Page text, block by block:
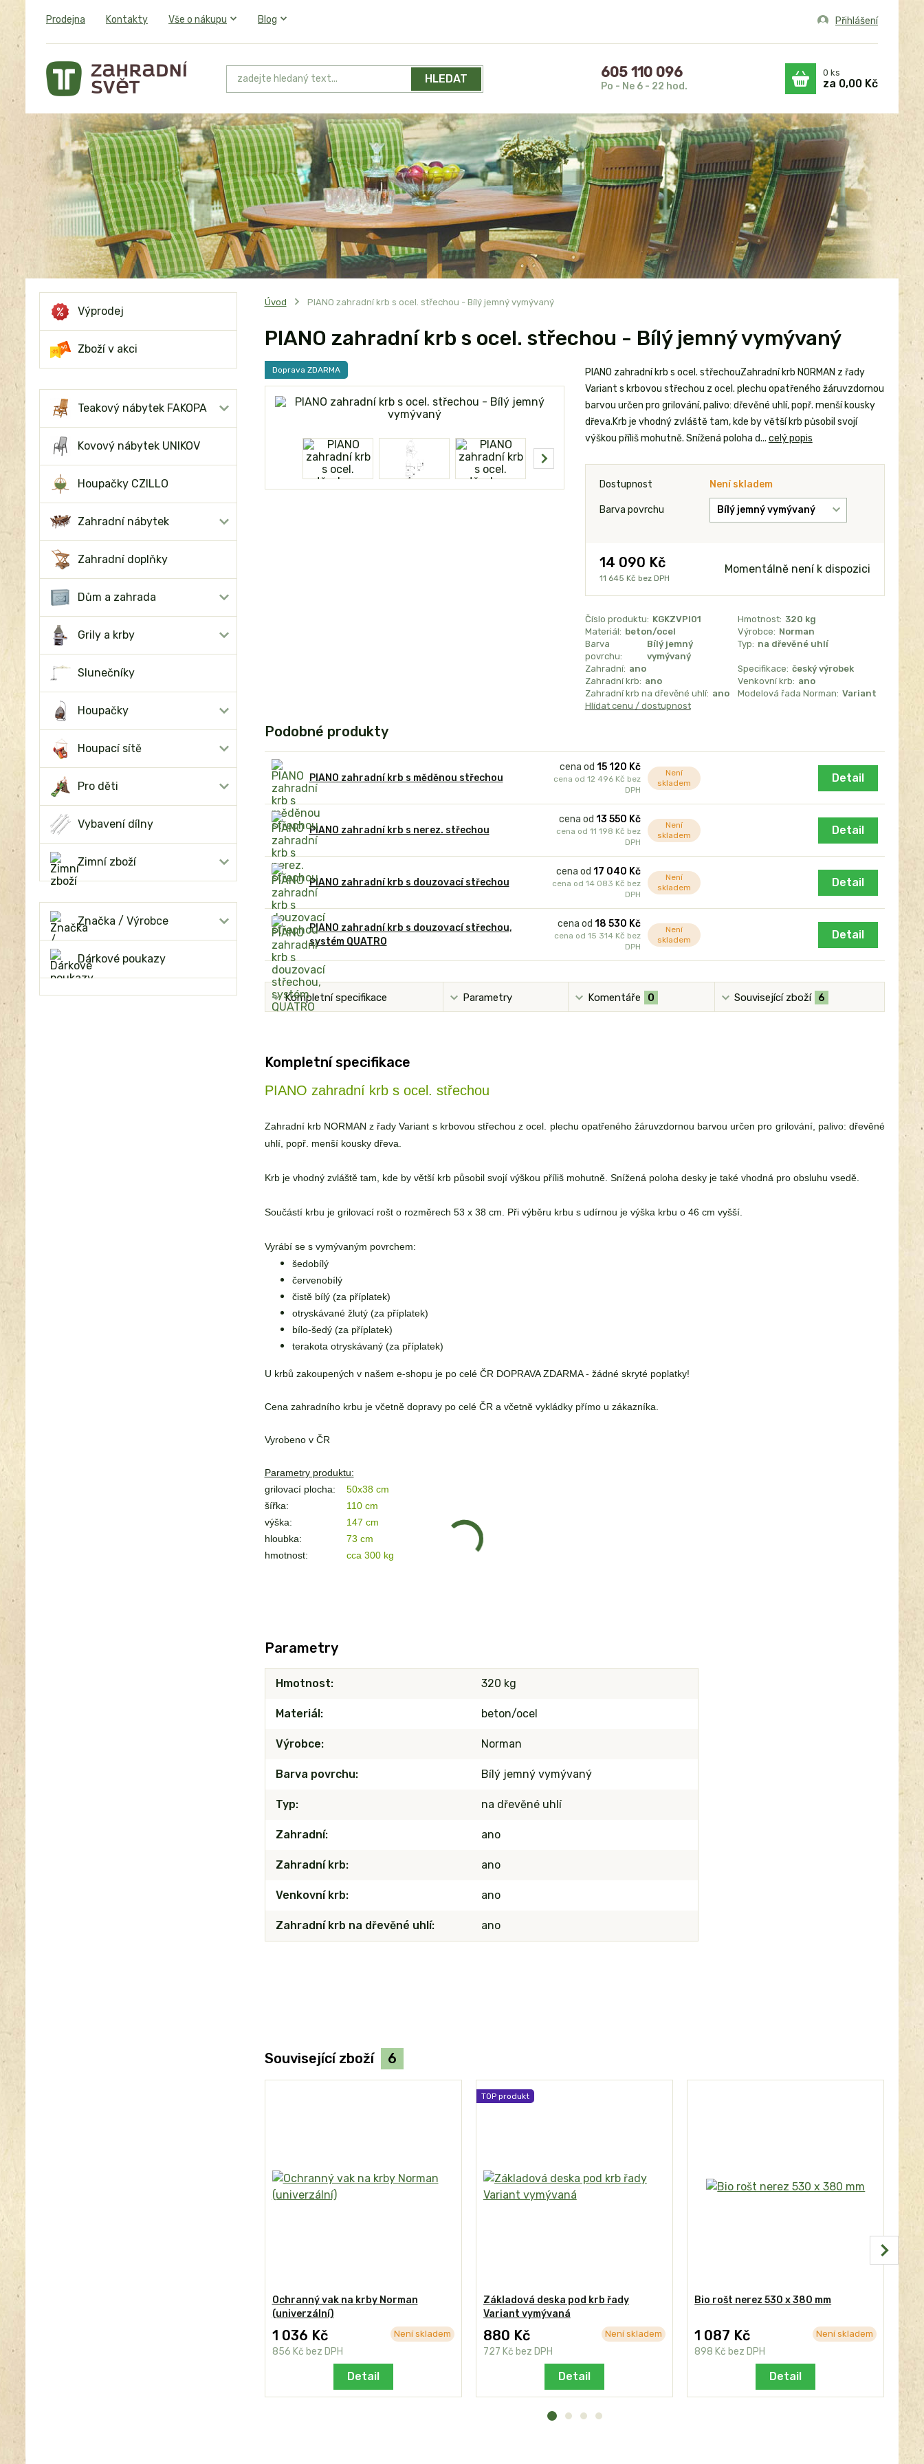
Prodejna Kontakty Vše o nákupu Blog Přihlášení
HLEDAT 605 110 096
Po - Ne 6 - 22 hod.
0 ks
za 0,00 Kč
Výprodej
Zboží v akci
Teakový nábytek FAKOPA
Kovový nábytek UNIKOV
Houpačky CZILLO
Zahradní nábytek
Zahradní doplňky
Dům a zahrada
Grily a krby
Slunečníky
Houpačky
Houpací sítě
Pro děti
Vybavení dílny
Zimní zboží
Značka / Výrobce
Dárkové poukazy
Úvod PIANO zahradní krb s ocel. střechou - Bílý jemný vymývaný
PIANO zahradní krb s ocel. střechou - Bílý jemný vymývaný
Doprava ZDARMA
PIANO zahradní krb s ocel. střechouZahradní krb NORMAN z řady
Variant s krbovou střechou z ocel. plechu opatřeného žáruvzdornou
barvou určen pro grilování, palivo: dřevěné uhlí, popř. menší kousky
dřeva.Krb je vhodný zvláště tam, kde by větší krb působil svojí
výškou příliš mohutně. Snížená poloha d... celý popis
Dostupnost Není skladem
Barva povrchu
14 090 Kč
11 645 Kč bez DPH
Momentálně není k dispozici
Číslo produktu: KGKZVPI01 Hmotnost: 320 kg
Materiál: beton/ocel Výrobce: Norman
Barva
povrchu:
Bílý jemný
vymývaný
Typ: na dřevěné uhlí
Zahradní: ano Specifikace: český výrobek
Zahradní krb: ano Venkovní krb: ano
Zahradní krb na dřevěné uhlí: ano Modelová řada Norman: Variant
Hlídat cenu / dostupnost
Podobné produkty
PIANO zahradní krb s měděnou střechou
cena od 15 120 Kč
cena od 12 496 Kč bez
DPH
Není
skladem
Detail
PIANO zahradní krb s nerez. střechou
cena od 13 550 Kč
cena od 11 198 Kč bez
DPH
Není
skladem
Detail
PIANO zahradní krb s douzovací střechou
cena od 17 040 Kč
cena od 14 083 Kč bez
DPH
Není
skladem
Detail
PIANO zahradní krb s douzovací střechou,
systém QUATRO
cena od 18 530 Kč
cena od 15 314 Kč bez
DPH
Není
skladem
Detail
Kompletní specifikace Parametry Komentáře 0 Související zboží 6
Kompletní specifikace
PIANO zahradní krb s ocel. střechou
Zahradní krb NORMAN z řady Variant s krbovou střechou z ocel. plechu opatřeného žáruvzdornou barvou určen pro grilování, palivo: dřevěné
uhlí, popř. menší kousky dřeva.
Krb je vhodný zvláště tam, kde by větší krb působil svojí výškou příliš mohutně. Snížená poloha desky je také vhodná pro obsluhu vsedě.
Součástí krbu je grilovací rošt o rozměrech 53 x 38 cm. Při výběru krbu s udírnou je výška krbu o 46 cm vyšší.
Vyrábí se s vymývaným povrchem:
šedobílý
červenobílý
čistě bílý (za příplatek)
otryskávané žlutý (za příplatek)
bílo-šedý (za příplatek)
terakota otryskávaný (za příplatek)
U krbů zakoupených v našem e-shopu je po celé ČR DOPRAVA ZDARMA - žádné skryté poplatky!
Cena zahradního krbu je včetně dopravy po celé ČR a včetně vykládky přímo u zákazníka.
Vyrobeno v ČR
Parametry produktu:
grilovací plocha:
50x38 cm
šířka:
110 cm
výška:
147 cm
hloubka:
73 cm
hmotnost:
cca 300 kg
Parametry
Hmotnost 320 kg
Materiál beton/ocel
Výrobce Norman
Barva povrchu Bílý jemný vymývaný
Typ na dřevěné uhlí
Zahradní ano
Zahradní krb ano
Venkovní krb ano
Zahradní krb na dřevěné uhlí ano
Související zboží 6
Ochranný vak na krby Norman
(univerzální)
1 036 Kč
856 Kč bez DPH
Není skladem
Detail
TOP produkt
Základová deska pod krb řady
Variant vymývaná
880 Kč
727 Kč bez DPH
Není skladem
Detail
Bio rošt nerez 530 x 380 mm
1 087 Kč
898 Kč bez DPH
Není skladem
Detail